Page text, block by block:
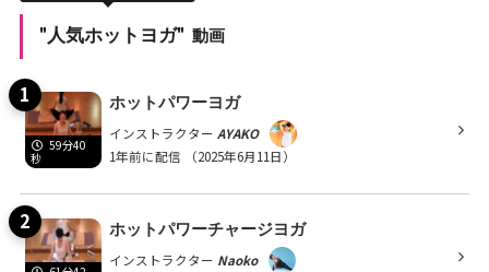
"人気ホットヨガ" 動画
59分40
秒
ホットパワーヨガ
インストラクター AYAKO
1年前に配信
（2025年6月11日）
ホットパワーチャージヨガ
インストラクター Naoko